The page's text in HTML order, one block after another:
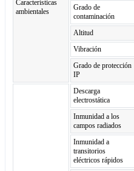
Características
ambientales
Grado de
contaminación
Altitud
Vibración
Grado de protección
IP
Descarga
electrostática
Inmunidad a los
campos radiados
Inmunidad a
transitorios
eléctricos rápidos